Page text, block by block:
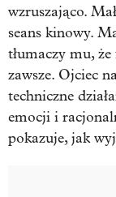
wzruszająco.
seans kinowy.
tłumaczy mu,
zawsze. Ojciec
techniczne
emocji i
pokazuje, jak